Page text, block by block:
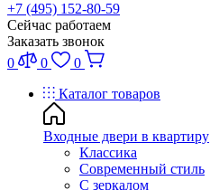
+7 (495) 152-80-59
Сейчас работаем
Заказать звонок
0
0
0
Каталог товаров
Входные двери в квартиру
Классика
Современный стиль
С зеркалом